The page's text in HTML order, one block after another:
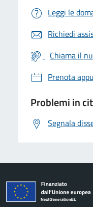
Leggi le
Richiedi
Chiama il
Prenota
Problemi in
Segnala